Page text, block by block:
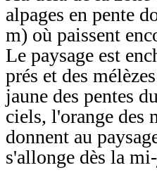
alpages en pente
m) où paissent
Le paysage est
prés et des
jaune des pentes
ciels, l'orange des
donnent au
s'allonge dès la